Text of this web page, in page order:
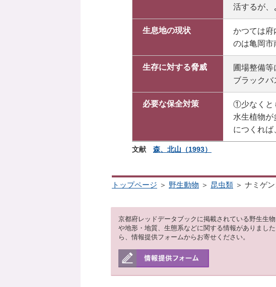
活するが、
生息地の現状
かつては府
のは亀岡市
生存に対する脅威
圃場整備等
ブラックバ
必要な保全対策
①少なくと
水生植物
につくれば
文献 森、北山（1993）
トップページ ＞ 野生動物 ＞ 昆虫類 ＞ ナミゲ
京都府レッドデータブックに掲載されている野生生物
や地形・地質、生態系などに関する情報がありました
ら、情報提供フォームからお寄せください。